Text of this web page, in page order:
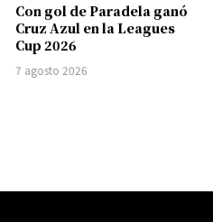
Con gol de Paradela ganó
Cruz Azul en la Leagues
Cup 2026
7 agosto 2026